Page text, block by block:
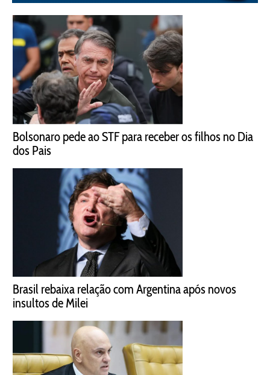
Bolsonaro pede ao STF para receber os filhos no Dia
dos Pais
Brasil rebaixa relação com Argentina após novos
insultos de Milei